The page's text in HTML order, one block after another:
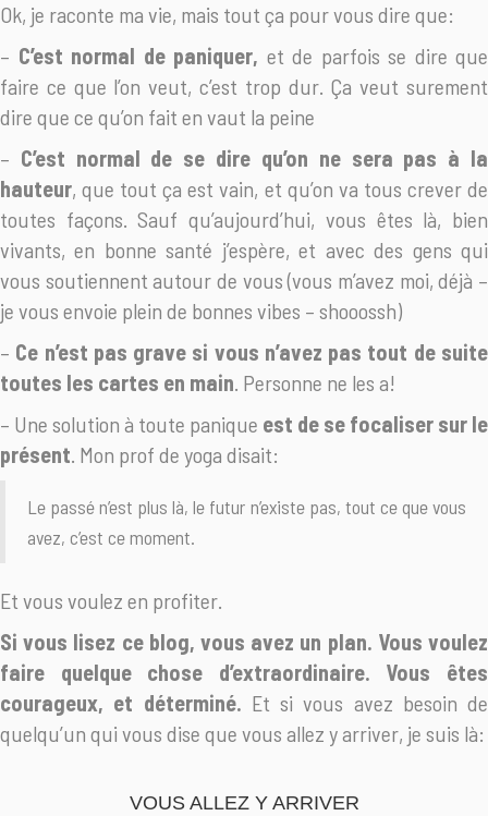
Ok, je raconte ma vie, mais tout ça pour vous dire que:
– C’est normal de paniquer, et de parfois se dire que
faire ce que l’on veut, c’est trop dur. Ça veut surement
dire que ce qu’on fait en vaut la peine
– C’est normal de se dire qu’on ne sera pas à la
hauteur, que tout ça est vain, et qu’on va tous crever de
toutes façons. Sauf qu’aujourd’hui, vous êtes là, bien
vivants, en bonne santé j’espère, et avec des gens qui
vous soutiennent autour de vous (vous m’avez moi, déjà –
je vous envoie plein de bonnes vibes – shooossh)
– Ce n’est pas grave si vous n’avez pas tout de suite
toutes les cartes en main. Personne ne les a!
– Une solution à toute panique est de se focaliser sur le
présent. Mon prof de yoga disait:
Le passé n’est plus là, le futur n’existe pas, tout ce que vous
avez, c’est ce moment.
Et vous voulez en profiter.
Si vous lisez ce blog, vous avez un plan. Vous voulez
faire quelque chose d’extraordinaire. Vous êtes
courageux, et déterminé. Et si vous avez besoin de
quelqu’un qui vous dise que vous allez y arriver, je suis là:
VOUS ALLEZ Y ARRIVER